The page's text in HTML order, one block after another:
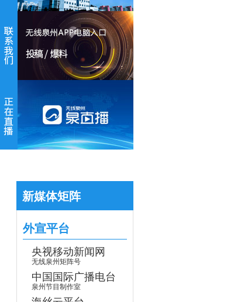
【专题】学习贯彻党的二十届四中全会
新媒体矩阵
外宣平台
央视移动新闻网
无线泉州矩阵号
中国国际广播电台
泉州节目制作室